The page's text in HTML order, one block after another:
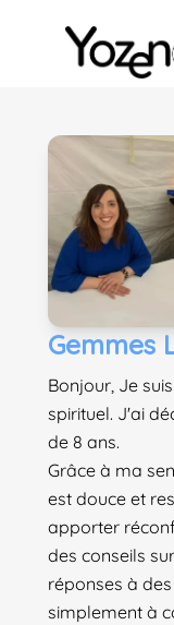
Yozenco -
Gemmes
Bonjour, Je
spirituel. J'ai
de 8 ans.
Grâce à ma
est douce et
apporter
des conseils
réponses à
simplement à